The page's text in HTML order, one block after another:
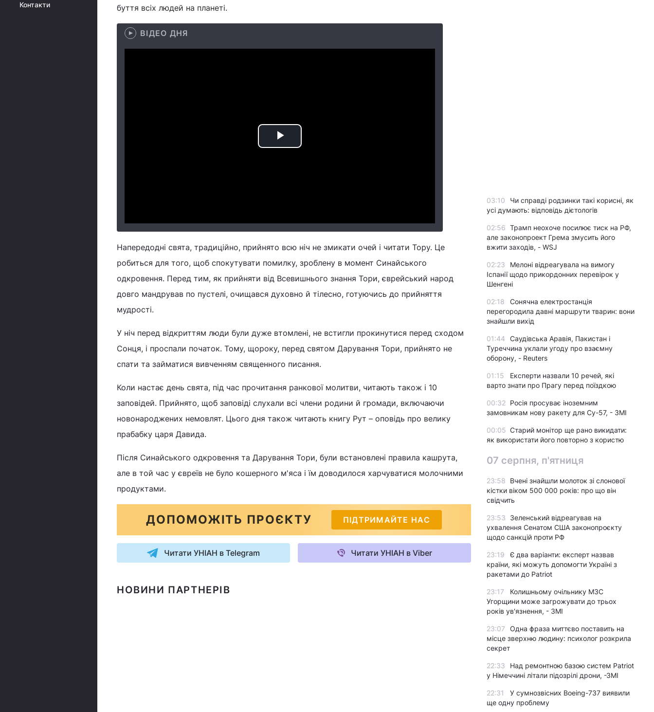
Контакти
буття всіх людей на планеті.
ВІДЕО ДНЯ
Play
Напередодні свята, традиційно, прийнято всю ніч не змикати очей і читати Тору. Це
робиться для того, щоб спокутувати помилку, зроблену в момент Синайського
одкровення. Перед тим, як прийняти від Всевишнього знання Тори, єврейський народ
довго мандрував по пустелі, очищався духовно й тілесно, готуючись до прийняття
мудрості.
У ніч перед відкриттям люди були дуже втомлені, не встигли прокинутися перед сходом
Сонця, і проспали початок. Тому, щороку, перед святом Дарування Тори, прийнято не
спати та займатися вивченням священного писання.
Коли настає день свята, під час прочитання ранкової молитви, читають також і 10
заповідей. Прийнято, щоб заповіді слухали всі члени родини й громади, включаючи
новонароджених немовлят. Цього дня також читають книгу Рут – оповідь про велику
прабабку царя Давида.
Після Синайського одкровення та Дарування Тори, були встановлені правила кашрута,
але в той час у євреїв не було кошерного м'яса і їм доводилося харчуватися молочними
продуктами.
ДОПОМОЖІТЬ ПРОЄКТУ ПІДТРИМАЙТЕ НАС
Читати УНІАН в Telegram Читати УНІАН в Viber
НОВИНИ ПАРТНЕРІВ
03:10
Чи справді родзинки такі корисні, як
усі думають: відповідь дієтологів
02:56 Трамп неохоче посилює тиск на РФ,
але законопроект Грема змусить його
вжити заходів, - WSJ
02:23
Мелоні відреагувала на вимогу
Іспанії щодо прикордонних перевірок у
Шенгені
02:18
Сонячна електростанція
перегородила давні маршрути тварин: вони
знайшли вихід
01:44
Саудівська Аравія, Пакистан і
Туреччина уклали угоду про взаємну
оборону, - Reuters
01:15
Експерти назвали 10 речей, які
варто знати про Прагу перед поїздкою
00:32
Росія просуває іноземним
замовникам нову ракету для Су-57, - ЗМІ
00:05 Старий монітор ще рано викидати:
як використати його повторно з користю
07 серпня, п'ятниця
23:58
Вчені знайшли молоток зі слонової
кістки віком 500 000 років: про що він
свідчить
23:53
Зеленський відреагував на
ухвалення Сенатом США законопроєкту
щодо санкцій проти РФ
23:19
Є два варіанти: експерт назвав
країни, які можуть допомогти Україні з
ракетами до Patriot
23:17
Колишньому очільнику МЗС
Угорщини може загрожувати до трьох
років ув'язнення, - ЗМІ
23:07
Одна фраза миттєво поставить на
місце зверхню людину: психолог розкрила
секрет
22:33
Над ремонтною базою систем Patriot
у Німеччині літали підозрілі дрони, -ЗМІ
22:31
У сумнозвісних Boeing-737 виявили
ще одну проблему